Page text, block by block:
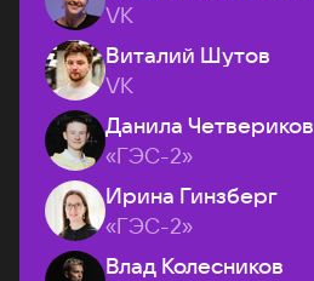
VK
Виталий Шутов
VK
Данила Четвериков
«ГЭС-2»
Ирина Гинзберг
«ГЭС-2»
Влад Колесников